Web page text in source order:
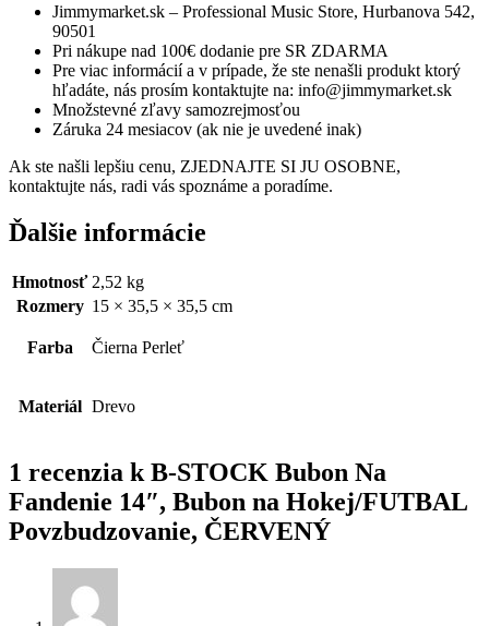
Jimmymarket.sk – Professional Music Store, Hurbanova 542,
90501
Pri nákupe nad 100€ dodanie pre SR ZDARMA
Pre viac informácií a v prípade, že ste nenašli produkt ktorý
hľadáte, nás prosím kontaktujte na: info@jimmymarket.sk
Množstevné zľavy samozrejmosťou
Záruka 24 mesiacov (ak nie je uvedené inak)
Ak ste našli lepšiu cenu, ZJEDNAJTE SI JU OSOBNE,
kontaktujte nás, radi vás spoznáme a poradíme.
Ďalšie informácie
Hmotnosť 2,52 kg
Rozmery 15 × 35,5 × 35,5 cm
Farba Čierna Perleť
Materiál Drevo
1 recenzia kB-STOCK Bubon Na
Fandenie 14″, Bubon na Hokej/FUTBAL
Povzbudzovanie, ČERVENÝ